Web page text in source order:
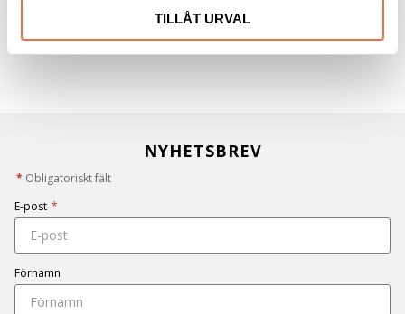
TILLÅT URVAL
NYHETSBREV
* Obligatoriskt fält
E-post *
Förnamn